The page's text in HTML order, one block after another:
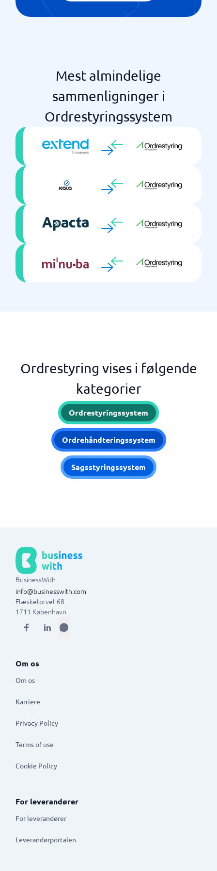
Udstyrs- og assetstyring
Mest almindelige
sammenligninger i
Ordrestyringssystem
Ordrestyring vises i følgende
kategorier
Ordrestyringssystem
Ordrehåndteringssystem
Sagsstyringssystem
BusinessWith
info@businesswith.com
Flæsketorvet 68
1711 København
Om os
Om os
Karriere
Privacy Policy
Terms of use
Cookie Policy
For leverandører
For leverandører
Leverandørportalen